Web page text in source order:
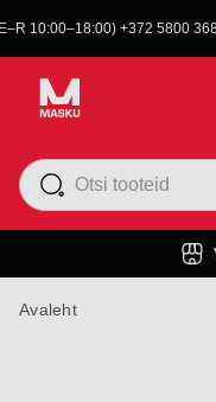
10:00–18:00) +372 5800
Avaleht